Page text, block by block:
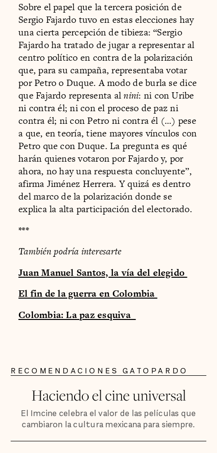
Sobre el papel que la tercera posición de
Sergio Fajardo tuvo en estas elecciones hay
una cierta percepción de tibieza: “Sergio
Fajardo ha tratado de jugar a representar al
centro político en contra de la polarización
que, para su campaña, representaba votar
por Petro o Duque. A modo de burla se dice
que Fajardo representa alnini: ni con Uribe
ni contra él; ni con el proceso de paz ni
contra él; ni con Petro ni contra él (…) pese
a que, en teoría, tiene mayores vínculos con
Petro que con Duque. La pregunta es qué
harán quienes votaron por Fajardo y, por
ahora, no hay una respuesta concluyente”,
afirma Jiménez Herrera. Y quizá es dentro
del marco de la polarización donde se
explica la alta participación del electorado.
***
También podría interesarte
Juan Manuel Santos, la vía del elegido
El fin de la guerra en Colombia
Colombia: La paz esquiva
RECOMENDACIONES GATOPARDO
Haciendo el cine universal
El Imcine celebra el valor de las películas que
cambiaron la cultura mexicana para siempre.